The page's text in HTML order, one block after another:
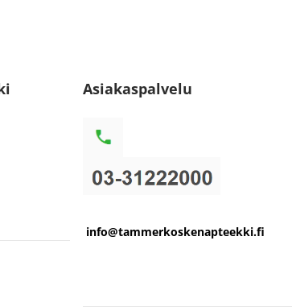
Asiakaspalvelu
info@tammerkoskenapteekki.fi